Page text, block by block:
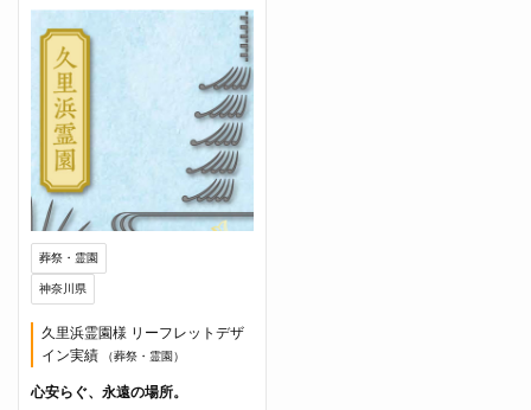
葬祭・霊園
神奈川県
久里浜霊園様 リーフレットデザ
イン実績
（葬祭・霊園）
心安らぐ、永遠の場所。